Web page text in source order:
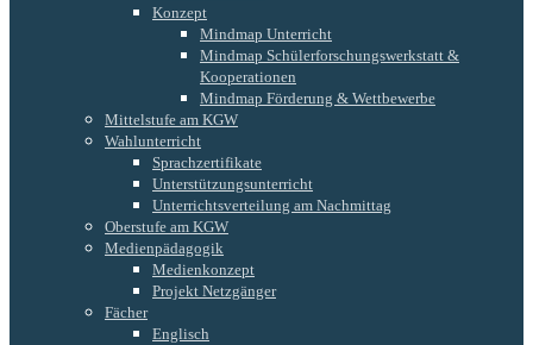
Konzept
Mindmap Unterricht
Mindmap Schülerforschungswerkstatt &
Kooperationen
Mindmap Förderung & Wettbewerbe
Mittelstufe am KGW
Wahlunterricht
Sprachzertifikate
Unterstützungsunterricht
Unterrichtsverteilung am Nachmittag
Oberstufe am KGW
Medienpädagogik
Medienkonzept
Projekt Netzgänger
Fächer
Englisch